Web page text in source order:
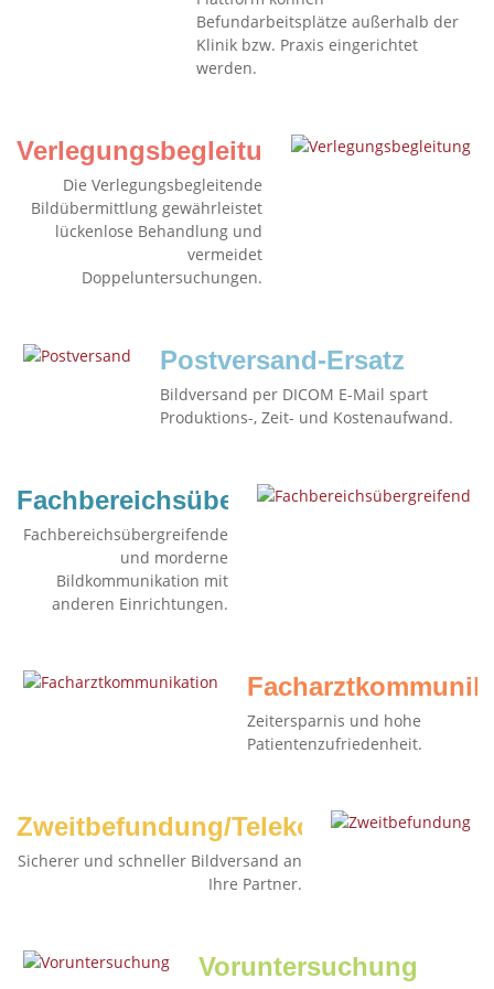
Befundarbeitsplätze außerhalb der
Klinik bzw. Praxis eingerichtet
werden.
Verlegungsbegleitung
Die Verlegungsbegleitende
Bildübermittlung gewährleistet
lückenlose Behandlung und
vermeidet
Doppeluntersuchungen.
Postversand-Ersatz
Bildversand per DICOM E-Mail spart
Produktions-, Zeit- und Kostenaufwand.
Fachbereichsübergreifend
Fachbereichsübergreifende
und morderne
Bildkommunikation mit
anderen Einrichtungen.
Zeitersparnis und hohe
Patientenzufriedenheit.
Zweitbefundung/Telekonsil
Sicherer und schneller Bildversand an
Ihre Partner.
Voruntersuchung